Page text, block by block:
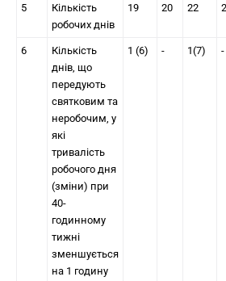
5
Кількість
робочих днів
19 20 22
6
Кількість
днів, що
передують
святковим та
неробочим, у
які
тривалість
робочого дня
(зміни) при
40-
годинному
тижні
зменшується
на 1 годину
1 (6) - 1(7) -